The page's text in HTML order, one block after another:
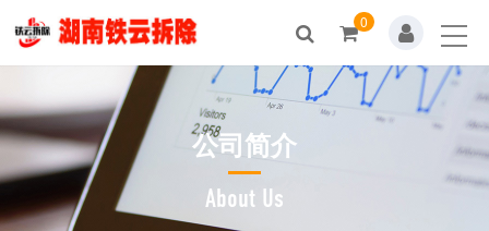
0
公司简介
About Us